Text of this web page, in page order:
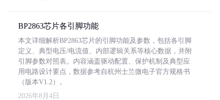
BP2863芯片各引脚功能
本文详细解析BP2863芯片的引脚功能及参数，包括各引脚
定义、典型电压/电流值、内部逻辑关系等核心数据，并附
引脚参数对照表。内容涵盖驱动配置、保护机制及典型应
用电路设计要点，数据参考自杭州士兰微电子官方规格书
（版本V1.2）。
2026年8月4日